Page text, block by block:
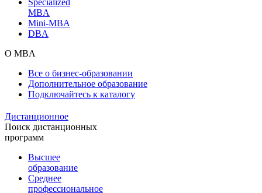
MBA
Mini-MBA
DBA
О MBA
Все о бизнес-образовании
Дополнительное образование
Подключайтесь к каталогу
Дистанционное
Поиск дистанционных
программ
Высшее
образование
Среднее
профессиональное